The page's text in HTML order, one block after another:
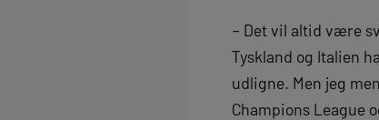
– Det vil altid være
Tyskland og Italien
udligne. Men jeg
Champions League